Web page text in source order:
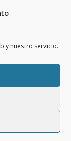
y nuestro servicio.
Simple Startby